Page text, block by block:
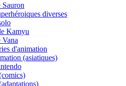
diverses
Kamyu
d'animation
(asiatiques)